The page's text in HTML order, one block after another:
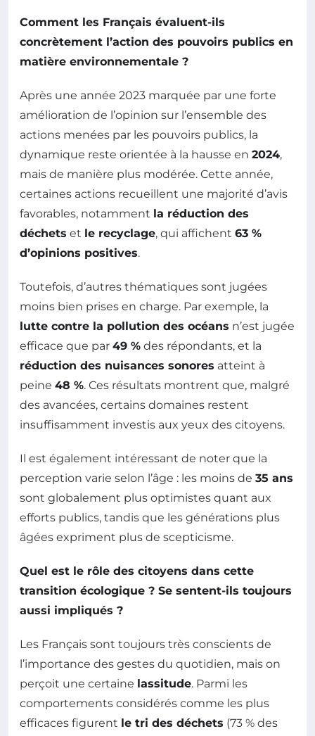
Comment les Français évaluent-ils
concrètement l’action des pouvoirs publics en
matière environnementale ?
Après une année 2023 marquée par une forte
amélioration de l’opinion sur l’ensemble des
actions menées par les pouvoirs publics, la
dynamique reste orientée à la hausse en 2024,
mais de manière plus modérée. Cette année,
certaines actions recueillent une majorité d’avis
favorables, notamment la réduction des
déchets et le recyclage, qui affichent 63 %
d’opinions positives.
Toutefois, d’autres thématiques sont jugées
moins bien prises en charge. Par exemple, la
lutte contre la pollution des océans n’est jugée
efficace que par 49 % des répondants, et la
réduction des nuisances sonores atteint à
peine 48 %. Ces résultats montrent que, malgré
des avancées, certains domaines restent
insuffisamment investis aux yeux des citoyens.
Il est également intéressant de noter que la
perception varie selon l’âge : les moins de 35 ans
sont globalement plus optimistes quant aux
efforts publics, tandis que les générations plus
âgées expriment plus de scepticisme.
Quel est le rôle des citoyens dans cette
transition écologique ? Se sentent-ils toujours
aussi impliqués ?
Les Français sont toujours très conscients de
l’importance des gestes du quotidien, mais on
perçoit une certaine lassitude. Parmi les
comportements considérés comme les plus
efficaces figurent le tri des déchets (73 % des